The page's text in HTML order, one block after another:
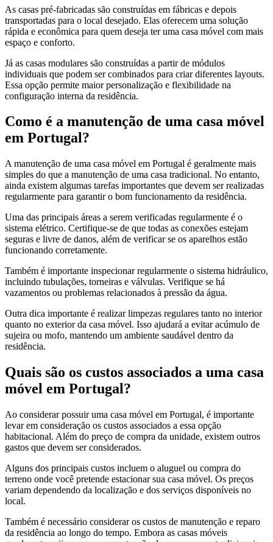
As casas pré-fabricadas são construídas em fábricas e depois
transportadas para o local desejado. Elas oferecem uma solução
rápida e econômica para quem deseja ter uma casa móvel com mais
espaço e conforto.
Já as casas modulares são construídas a partir de módulos
individuais que podem ser combinados para criar diferentes layouts.
Essa opção permite maior personalização e flexibilidade na
configuração interna da residência.
Como é a manutenção de uma casa móvel
em Portugal?
A manutenção de uma casa móvel em Portugal é geralmente mais
simples do que a manutenção de uma casa tradicional. No entanto,
ainda existem algumas tarefas importantes que devem ser realizadas
regularmente para garantir o bom funcionamento da residência.
Uma das principais áreas a serem verificadas regularmente é o
sistema elétrico. Certifique-se de que todas as conexões estejam
seguras e livre de danos, além de verificar se os aparelhos estão
funcionando corretamente.
Também é importante inspecionar regularmente o sistema hidráulico,
incluindo tubulações, torneiras e válvulas. Verifique se há
vazamentos ou problemas relacionados à pressão da água.
Outra dica importante é realizar limpezas regulares tanto no interior
quanto no exterior da casa móvel. Isso ajudará a evitar acúmulo de
sujeira ou mofo, mantendo um ambiente saudável dentro da
residência.
Quais são os custos associados a uma casa
móvel em Portugal?
Ao considerar possuir uma casa móvel em Portugal, é importante
levar em consideração os custos associados a essa opção
habitacional. Além do preço de compra da unidade, existem outros
gastos que devem ser considerados.
Alguns dos principais custos incluem o aluguel ou compra do
terreno onde você pretende estacionar sua casa móvel. Os preços
variam dependendo da localização e dos serviços disponíveis no
local.
Também é necessário considerar os custos de manutenção e reparo
da residência ao longo do tempo. Embora as casas móveis